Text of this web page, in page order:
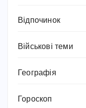
Відпочинок
Військові теми
Географія
Гороскоп